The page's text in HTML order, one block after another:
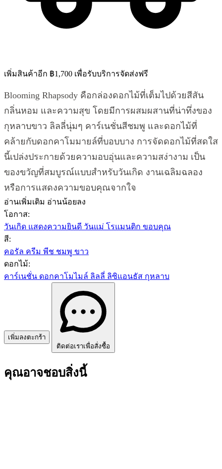
เพิ่มสินค้าอีก ฿1,700 เพื่อรับบริการจัดส่งฟรี
Blooming Rhapsody คือกล่องดอกไม้ที่เต็มไปด้วยสีสัน
กลิ่นหอม และความสุข โดยมีการผสมผสานที่น่าทึ่งของ
กุหลาบขาว ลิลลี่นุ่มๆ คาร์เนชั่นสีชมพู และดอกไม้ที่
คล้ายกับดอกคาโมมายล์ที่บอบบาง การจัดดอกไม้ที่สดใส
นี้เปล่งประกายด้วยความอบอุ่นและความสง่างาม เป็น
ของขวัญที่สมบูรณ์แบบสำหรับวันเกิด งานเฉลิมฉลอง
หรือการแสดงความขอบคุณจากใจ
อ่านเพิ่มเติม อ่านน้อยลง
โอกาส:
วันเกิด แสดงความยินดี วันแม่ โรแมนติก ขอบคุณ
สี:
คอรัล ครีม พีช ชมพู ขาว
ดอกไม้:
คาร์เนชั่น ดอกคาโมไมล์ ลิลลี่ ลิซิแอนธัส กุหลาบ
เพิ่มลงตะกร้า
ติดต่อเราเพื่อสั่งซื้อ
คุณอาจชอบสิ่งนี้